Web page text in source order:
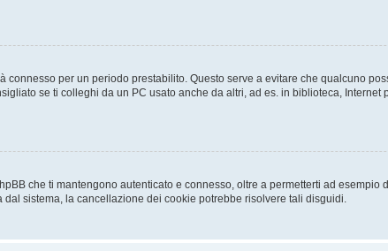
connesso per un periodo prestabilito. Questo serve a evitare che qualcuno
se ti colleghi da un PC usato anche da altri, ad es. in biblioteca,
che ti mantengono autenticato e connesso, oltre a permetterti ad esempio
sistema, la cancellazione dei cookie potrebbe risolvere tali disguidi.